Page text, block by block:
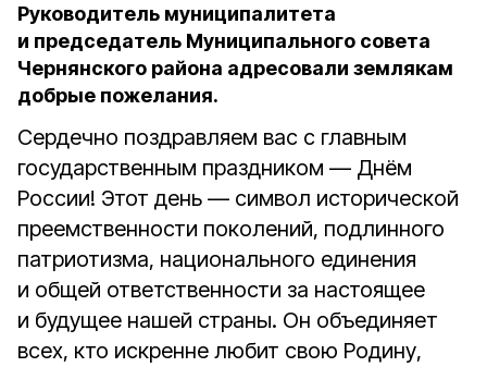
Руководитель муниципалитета
и председатель Муниципального совета
Чернянского района адресовали землякам
добрые пожелания.
Сердечно поздравляем вас с главным
государственным праздником — Днём
России! Этот день — символ исторической
преемственности поколений, подлинного
патриотизма, национального единения
и общей ответственности за настоящее
и будущее нашей страны. Он объединяет
всех, кто искренне любит свою Родину,